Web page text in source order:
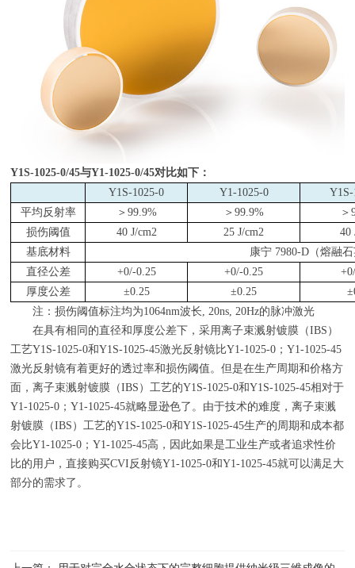
Y1S-1025-0/45与Y1-1025-0/45对比如下：
Y1S-1025-0
Y1-1025-0
Y1S-
平均反射率
＞ 99.9% ＞99.9% ＞
损伤阈值
40 J/cm2 25 J/cm2
40
基底材料
康宁7980-D（熔融
直径公差
+0/-0.25 +0/-0.25
厚度公差
±0.25 ±0.25 ±
注：损伤阈值标注均为1064nm波长, 20ns, 20Hz的脉冲激光
在具有相同的直径和厚度公差下，采用离子束溅射镀膜（IBS ）
工艺Y1S-1025-0和Y1S-1025-45激光反射镜比Y1-1025-0 ；Y1-1025-45
激光反射镜有着更好的透过率和损伤阈值。但是在生产周期和价格方
面，离子束溅射镀膜（IBS ）工艺的Y1S-1025-0和Y1S-1025-45相对于
Y1-1025-0 ；Y1-1025-45就略显逊色了。由于技术的难度，离子束溅
射镀膜（IBS ）工艺的Y1S-1025-0和Y1S-1025-45生产的周期和成本都
会比Y1-1025-0 ；Y1-1025-45高，因此如果是工业生产或者追求性价
比的用户，直接购买CVI反射镜Y1-1025-0和Y1-1025-45就可以满足大
部分的需求了。